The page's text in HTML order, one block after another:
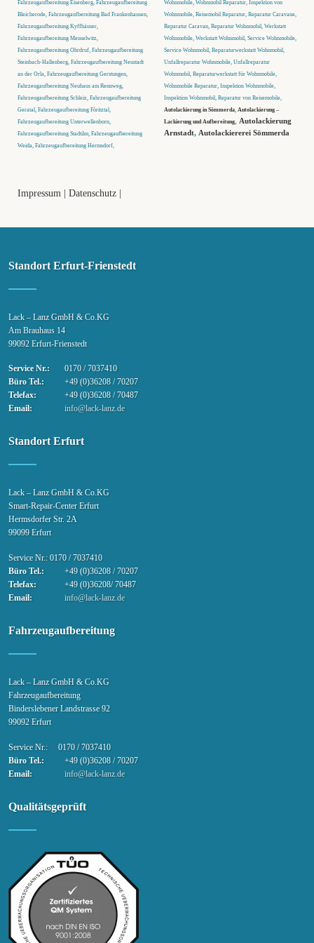
Fahrzeugaufbereitung Eisenberg, Fahrzeugaufbereitung
Bleicherode, Fahrzeugaufbereitung Bad Frankenhausen,
Fahrzeugaufbereitung Kyffhäuser,
Fahrzeugaufbereitung Meuselwitz,
Fahrzeugaufbereitung Ohrdruf, Fahrzeugaufbereitung
Steinbach-Hallenberg, Fahrzeugaufbereitung Neustadt
an der Orla, Fahrzeugaufbereitung Gerstungen,
Fahrzeugaufbereitung Neuhaus am Rennweg,
Fahrzeugaufbereitung Schleiz, Fahrzeugaufbereitung
Geratal, Fahrzeugaufbereitung Föritztal,
Fahrzeugaufbereitung Unterwellenborn,
Fahrzeugaufbereitung Stadtilm, Fahrzeugaufbereitung
Weida, Fahrzeugaufbereitung Hermsdorf,
Wohnmobile, Wohnmobil Reparatur, Inspektion von
Wohnmobile, Reisemobil Reparatur, Reparatur Caravane,
Reparatur Caravan, Reparatur Wohnmobil, Werkstatt
Wohnmobile, Werkstatt Wohnmobil, Service Wohnmobile,
Service Wohnmobil, Reparaturwerkstatt Wohnmobil,
Unfallreparatur Wohnmobile, Unfallreparatur
Wohnmobil, Reparaturwerkstatt für Wohnmobile,
Wohnmobile Reparatur, Inspektion Wohnmobile,
Inspektion Wohnmobil, Reparatur von Reisemobile,
Autolackierung in Sömmerda Autolackierung –
Lackierung und Aufbereitung
Autolackierung
Arnstadt, Autolackiererei Sömmerda
Impressum | Datenschutz |
Standort Erfurt-Frienstedt
Lack – Lanz GmbH & Co.KG
Am Brauhaus 14
99092 Erfurt-Frienstedt
Service Nr.:
0170 / 7037410
Büro Tel.:
+49 (0)36208 / 70207
Telefax:
+49 (0)36208 / 70487
Email:
info@lack-lanz.de
Standort Erfurt
Lack – Lanz GmbH & Co.KG
Smart-Repair-Center Erfurt
Hermsdorfer Str. 2A
99099 Erfurt
Service Nr.: 0170 / 7037410
Büro Tel.:
+49 (0)36208 / 70207
Telefax:
+49 (0)36208/ 70487
Email:
info@lack-lanz.de
Fahrzeugaufbereitung
Lack – Lanz GmbH & Co.KG
Fahrzeugaufbereitung
Binderslebener Landstrasse 92
99092 Erfurt
Service Nr.: 0170 / 7037410
Büro Tel.:
+49 (0)36208 / 70207
Email:
info@lack-lanz.de
Qualitätsgeprüft